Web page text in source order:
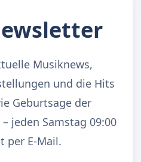
Musiknews,
und die Hits
Geburtsage der
jeden Samstag 09:00
per E-Mail.